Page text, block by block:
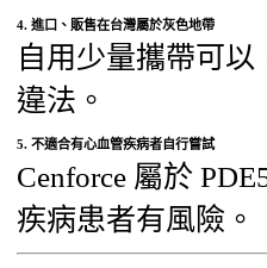
4. 進口、販售在台灣屬於灰色地帶
自用少量攜帶可
違法。
5. 不適合有心血管疾病者自行嘗試
Cenforce 屬於
疾病患者有風險。